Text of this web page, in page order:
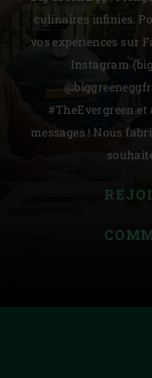
culinaires infinies.
vos expériences sur
Instagram
#TheEvergreen et
messages ! Nous